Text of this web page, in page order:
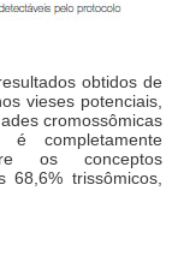
obtidos de
vieses potenciais,
cromossômicas
completamente
os conceptos
68,6% trissômicos,